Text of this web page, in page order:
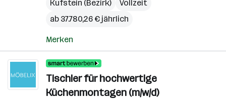
Kufstein (Bezirk)
Vollzeit
ab 37.780,26 € jährlich
Merken
Tischler für hochwertige
Küchenmontagen (m/w/d)